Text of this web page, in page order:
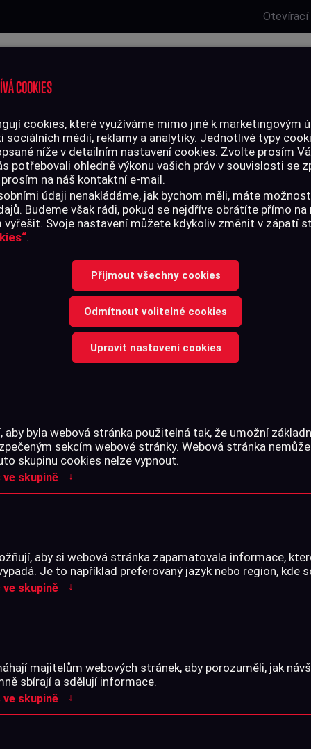
COOKIES
cookies, které využíváme mimo jiné k marketingovým
sociálních médií, reklamy a analytiky. Jednotlivé typy
níže v detailním nastavení cookies. Zvolte prosím
potřebovali ohledně výkonu vašich práv v souvislosti se
na náš kontaktní e-mail.
údaji nenakládáme, jak bychom měli, máte
Budeme však rádi, pokud se nejdříve obrátíte přímo
vyřešit. Svoje nastavení můžete kdykoliv změnit v zápatí
.
Přijmout všechny cookies
Odmítnout volitelné cookies
Upravit nastavení cookies
aby byla webová stránka použitelná tak, že umožní
sekcím webové stránky. Webová stránka
skupinu cookies nelze vypnout.
skupině ↓
aby si webová stránka zapamatovala informace,
Je to například preferovaný jazyk nebo region, kde
skupině ↓
majitelům webových stránek, aby porozuměli, jak
sbírají a sdělují informace.
skupině ↓
Otevírací
PŘÍSLUŠENSTVÍ
zbraň? Pistoli ,revolver, pušku? Zastavte se v naší kamenné
skladem objednáme!
řazeny dle: